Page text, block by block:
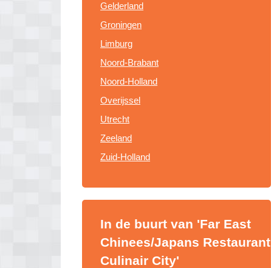
Gelderland
Groningen
Limburg
Noord-Brabant
Noord-Holland
Overijssel
Utrecht
Zeeland
Zuid-Holland
In de buurt van 'Far East
Chinees/Japans Restaurant
Culinair City'